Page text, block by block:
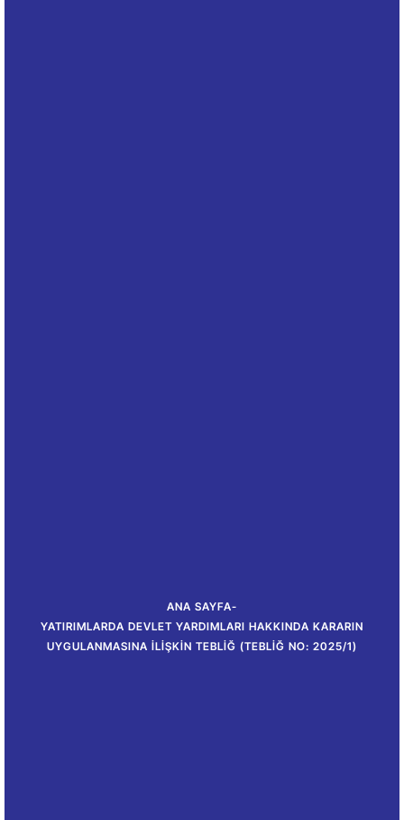
ANA SAYFA-
YATIRIMLARDA DEVLET YARDIMLARI HAKKINDA KARARIN
UYGULANMASINA İLIŞKIN TEBLIĞ (TEBLIĞ NO: 2025/1)